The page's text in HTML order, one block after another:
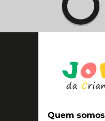
Quem somos